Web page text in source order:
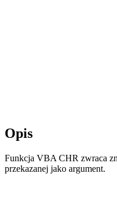
Opis
Funkcja VBA CHR zwraca
przekazanej jako argument.